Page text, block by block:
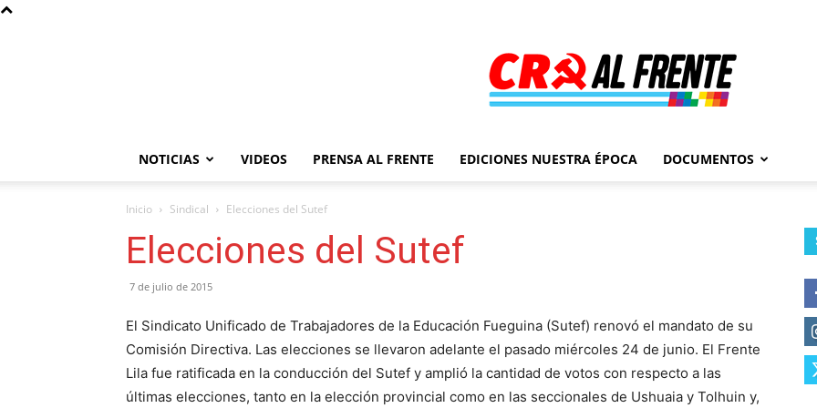
Al
–
NOTICIAS VIDEOS PRENSA AL FRENTE EDICIONES NUESTRA ÉPOCA DOCUMENTOS
Inicio Sindical Elecciones del Sutef
Elecciones del Sutef
7 de julio de 2015
El Sindicato Unificado de Trabajadores de la Educación Fueguina (Sutef) renovó el mandato de su
Comisión Directiva. Las elecciones se llevaron adelante el pasado miércoles 24 de junio. El Frente
Lila fue ratificada en la conducción del Sutef y amplió la cantidad de votos con respecto a las
últimas elecciones, tanto en la elección provincial como en las seccionales de Ushuaia y Tolhuin y,